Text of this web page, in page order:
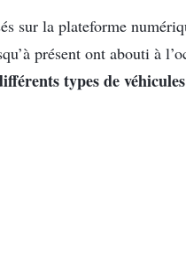
sur la plateforme
présent ont abouti à
types de véhicules